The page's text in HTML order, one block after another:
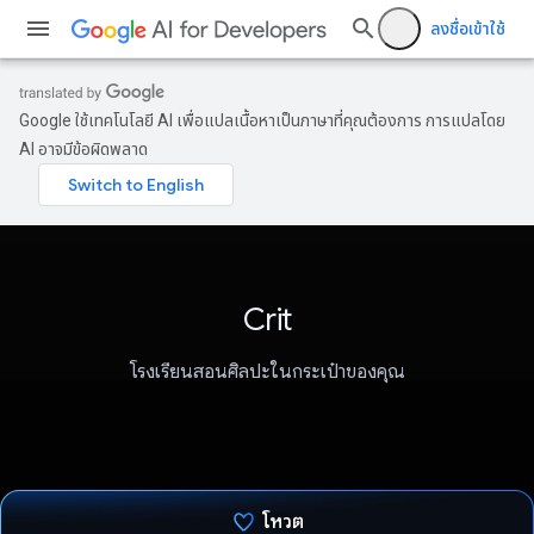
ลงชื่อเข้าใช้
Google ใช้เทคโนโลยี AI เพื่อแปลเนื้อหาเป็นภาษาที่คุณต้องการ การแปลโดย
AI อาจมีข้อผิดพลาด
Crit
โรงเรียนสอนศิลปะในกระเป๋าของคุณ
โหวต